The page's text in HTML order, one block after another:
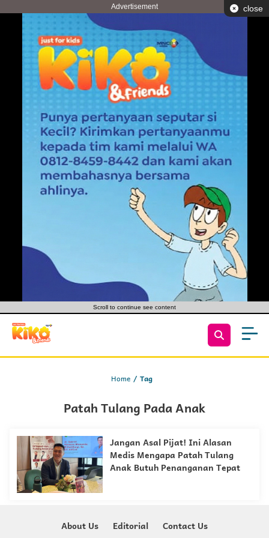
Advertisement close
Scroll to continue see content
Home Tag
Patah Tulang Pada Anak
Jangan Asal Pijat! Ini Alasan
Medis Mengapa Patah Tulang
Anak Butuh Penanganan Tepat
About Us Editorial Contact Us